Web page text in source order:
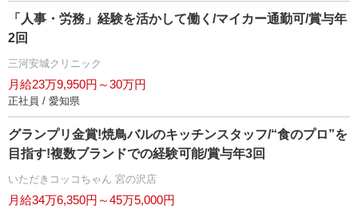
「人事・労務」経験を活かして働く/マイカー通勤可/賞与年
2回
三河安城クリニック
月給23万9,950円～30万円
正社員 / 愛知県
グランプリ金賞!焼鳥バルのキッチンスタッフ/“食のプロ”を
目指す!複数ブランドでの経験可能/賞与年3回
いただきコッコちゃん 宮の沢店
月給34万6,350円～45万5,000円